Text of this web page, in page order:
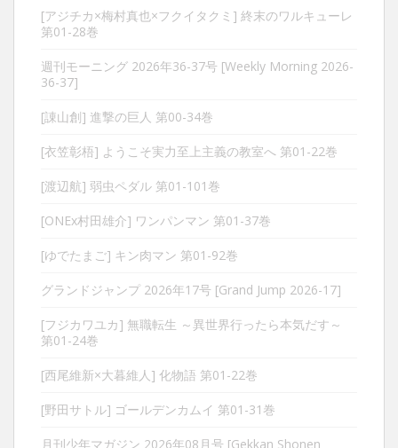
[アジチカ×梅村真也×フクイタクミ] 終末のワルキューレ
第01-28巻
週刊モーニング 2026年36-37号 [Weekly Morning 2026-
36-37]
[諌山創] 進撃の巨人 第00-34巻
[衣笠彰梧] ようこそ実力至上主義の教室へ 第01-22巻
[渡辺航] 弱虫ペダル 第01-101巻
[ONEx村田雄介] ワンパンマン 第01-37巻
[ゆでたまご] キン肉マン 第01-92巻
グランドジャンプ 2026年17号 [Grand Jump 2026-17]
[フジカワユカ] 無職転生 ～異世界行ったら本気だす～
第01-24巻
[西尾維新×大暮維人] 化物語 第01-22巻
[野田サトル] ゴールデンカムイ 第01-31巻
月刊少年マガジン 2026年08月号 [Gekkan Shonen